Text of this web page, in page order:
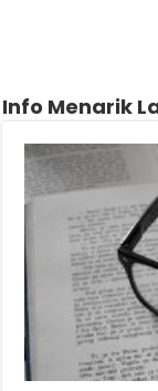
Info Menarik